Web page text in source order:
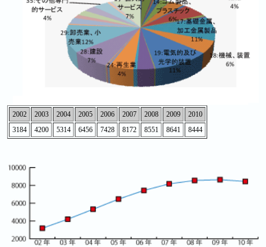
2002 2003 2004 2005 2006 2007 2008 2009
2010
3184
4200 5314 6456 7428 8172 8551 8641 8444